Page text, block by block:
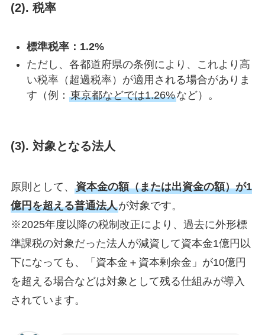
(2). 税率
標準税率：1.2%
ただし、各都道府県の条例により、これより高
い税率（超過税率）が適用される場合がありま
す（例： 東京都などでは1.26%など）。
(3). 対象となる法人
原則として、 資本金の額（または出資金の額）が1
億円を超える普通法人が対象です。
※2025年度以降の税制改正により、過去に外形標
準課税の対象だった法人が減資して資本金1億円以
下になっても、「資本金＋資本剰余金」が10億円
を超える場合などは対象として残る仕組みが導入
されています。